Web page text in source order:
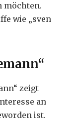
möchten.
wie „sven
zeigt
an
ist.